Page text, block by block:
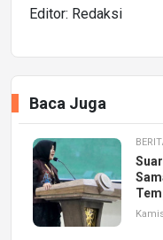
Editor: Redaksi
Baca Juga